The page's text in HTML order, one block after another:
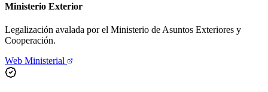
Ministerio Exterior
Legalización avalada por el Ministerio de Asuntos Exteriores y
Cooperación.
Web Ministerial